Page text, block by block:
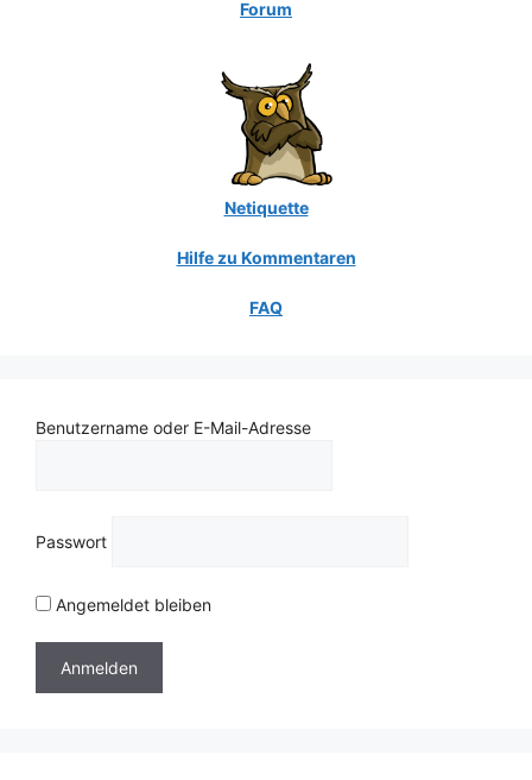
Forum
Netiquette
Hilfe zu Kommentaren
FAQ
Benutzername oder E-Mail-Adresse
Passwort
Angemeldet bleiben